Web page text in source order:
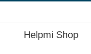
Helpmi Shop